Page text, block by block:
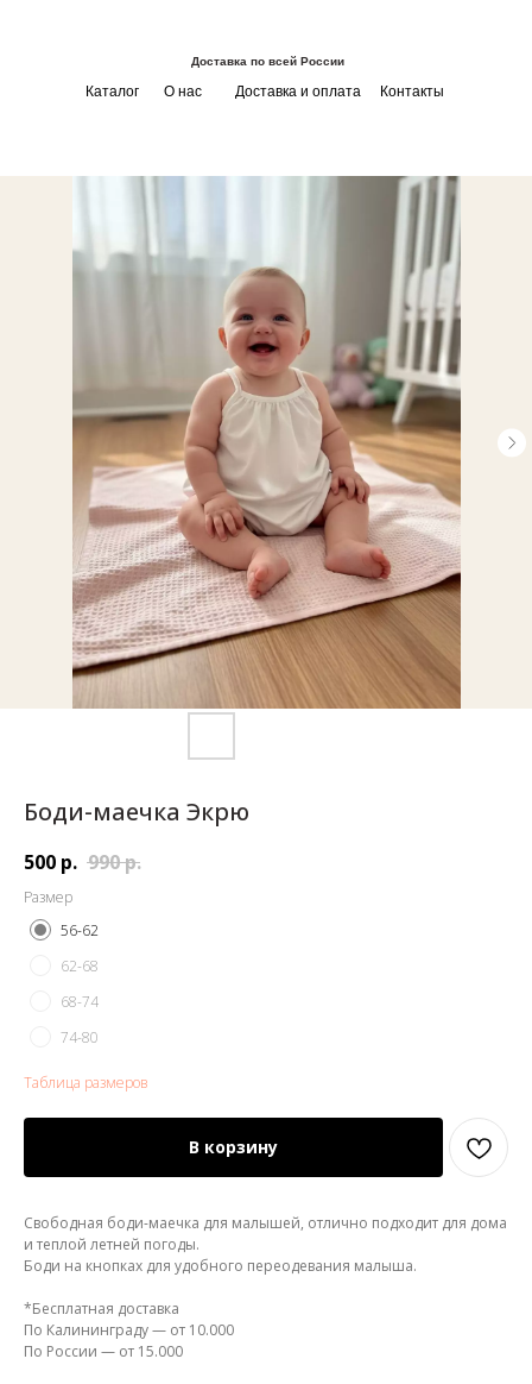
Доставка по всей России
О нас Доставка и оплата
Каталог Контакты
Боди-маечка Экрю
500 р. 990р.
Размер
56-62
62-68
68-74
74-80
Таблица размеров
В корзину
Свободная боди-маечка для малышей, отлично подходит для дома
и теплой летней погоды.
Боди на кнопках для удобного переодевания малыша.
*Бесплатная доставка
По Калининграду — от 10.000
По России — от 15.000